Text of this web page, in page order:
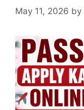
May 11, 2026 by